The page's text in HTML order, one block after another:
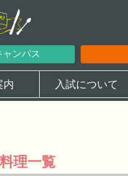
ンパス
内 入試について
理一覧